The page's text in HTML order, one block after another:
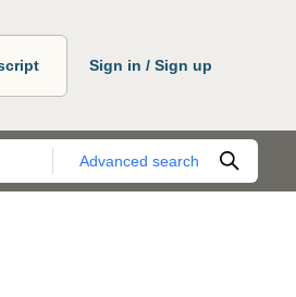
Sign in / Sign up
Advanced search